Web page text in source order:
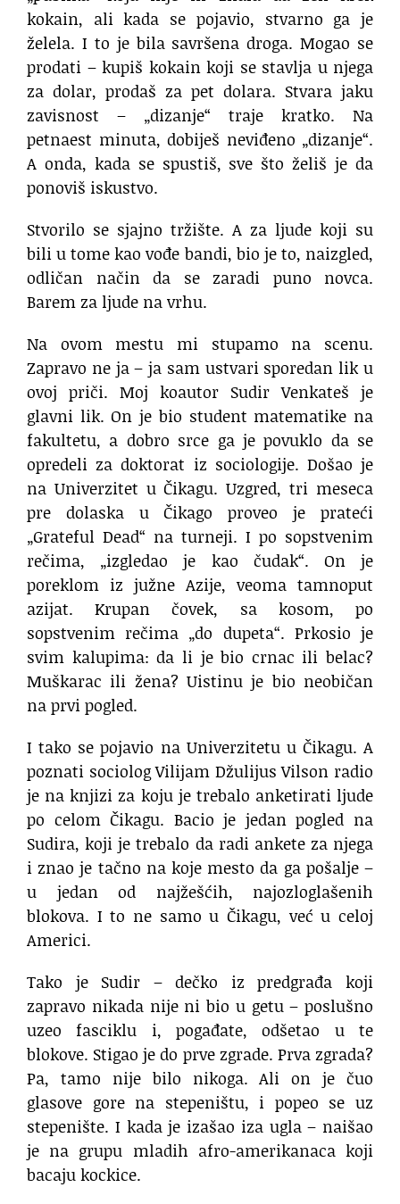
kokain, ali kada se pojavio, stvarno ga je
želela. I to je bila savršena droga. Mogao se
prodati – kupiš kokain koji se stavlja u njega
za dolar, prodaš za pet dolara. Stvara jaku
zavisnost – „dizanje“ traje kratko. Na
petnaest minuta, dobiješ neviđeno „dizanje“.
A onda, kada se spustiš, sve što želiš je da
ponoviš iskustvo.
Stvorilo se sjajno tržište. A za ljude koji su
bili u tome kao vođe bandi, bio je to, naizgled,
odličan način da se zaradi puno novca.
Barem za ljude na vrhu.
Na ovom mestu mi stupamo na scenu.
Zapravo ne ja – ja sam ustvari sporedan lik u
ovoj priči. Moj koautor Sudir Venkateš je
glavni lik. On je bio student matematike na
fakultetu, a dobro srce ga je povuklo da se
opredeli za doktorat iz sociologije. Došao je
na Univerzitet u Čikagu. Uzgred, tri meseca
pre dolaska u Čikago proveo je prateći
„Grateful Dead“ na turneji. I po sopstvenim
rečima, „izgledao je kao čudak“. On je
poreklom iz južne Azije, veoma tamnoput
azijat. Krupan čovek, sa kosom, po
sopstvenim rečima „do dupeta“. Prkosio je
svim kalupima: da li je bio crnac ili belac?
Muškarac ili žena? Uistinu je bio neobičan
na prvi pogled.
I tako se pojavio na Univerzitetu u Čikagu. A
poznati sociolog Vilijam Džulijus Vilson radio
je na knjizi za koju je trebalo anketirati ljude
po celom Čikagu. Bacio je jedan pogled na
Sudira, koji je trebalo da radi ankete za njega
i znao je tačno na koje mesto da ga pošalje –
u jedan od najžešćih, najozloglašenih
blokova. I to ne samo u Čikagu, već u celoj
Americi.
Tako je Sudir – dečko iz predgrađa koji
zapravo nikada nije ni bio u getu – poslušno
uzeo fasciklu i, pogađate, odšetao u te
blokove. Stigao je do prve zgrade. Prva zgrada?
Pa, tamo nije bilo nikoga. Ali on je čuo
glasove gore na stepeništu, i popeo se uz
stepenište. I kada je izašao iza ugla – naišao
je na grupu mladih afro-amerikanaca koji
bacaju kockice.